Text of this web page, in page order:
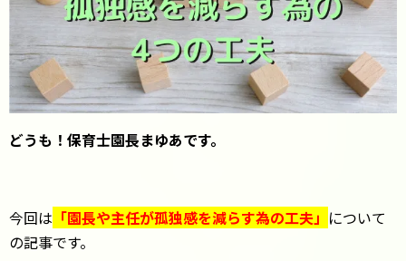
どうも！保育士園長まゆあです。
今回は 「園長や主任が孤独感を減らす為の工夫」 について
の記事です。